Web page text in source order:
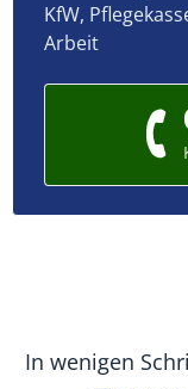
KfW,
Arbeit
In wenigen